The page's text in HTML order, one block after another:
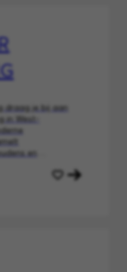
draag je bij aan
in West-
en